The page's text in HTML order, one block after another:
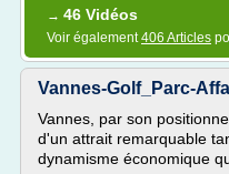
→ 46 Vidéos
Voir également406 Articles
Vannes-Golf_Parc-
Vannes, par son
d'un attrait remarquable
dynamisme économique